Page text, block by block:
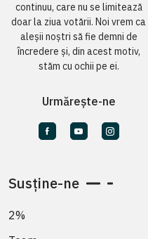
continuu, care nu se limitează
doar la ziua votării. Noi vrem ca
aleșii noștri să fie demni de
încredere și, din acest motiv,
stăm cu ochii pe ei.
Urmărește-ne
Susține-ne
2%